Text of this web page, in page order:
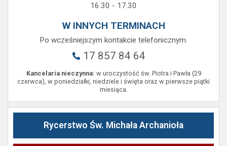
16.30 - 17.30
W INNYCH TERMINACH
Po wcześniejszym kontakcie telefonicznym.
17 857 84 64
Kancelaria nieczynna: w uroczystość św. Piotra i Pawła (29
czerwca), w poniedziałki, niedziele i święta oraz w pierwsze piątki
miesiąca.
Rycerstwo Św. Michała Archanioła